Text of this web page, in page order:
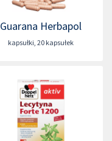
Guarana Herbapol
kapsułki, 20 kapsułek